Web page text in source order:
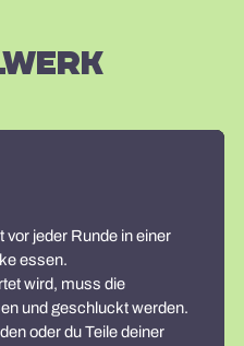
jeder Runde in einer
essen.
wird, muss die
und geschluckt werden.
oder du Teile deiner